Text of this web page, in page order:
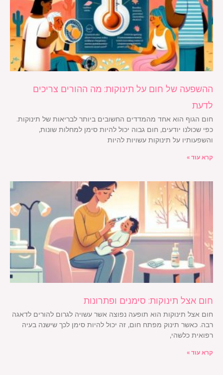
ההשפעה של חום על תינוקות: מה ההורים צריכים
לדעת
חום הגוף הוא אחד מהמדדים החשובים ביותר לבריאות של תינוקות.
כפי שכולנו יודעים, חום גבוה יכול להיות סימן למחלות שונות,
והשפעותיו על תינוקות עשויות להיות
קרא עוד »
חום אצל תינוקות: סימנים ופתרונות
חום אצל תינוקות הוא תופעה נפוצה אשר עשויה לגרום להורים לדאגה
רבה. כאשר תינוק מפתח חום, זה יכול להיות סימן לכך שישנה בעיה
רפואית כלשהי,
קרא עוד »